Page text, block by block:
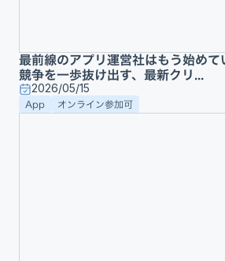
最前線のアプリ運営社はもう始め
競争を一歩抜け出す、最新クリ...
2026/05/15
App オンライン参加可